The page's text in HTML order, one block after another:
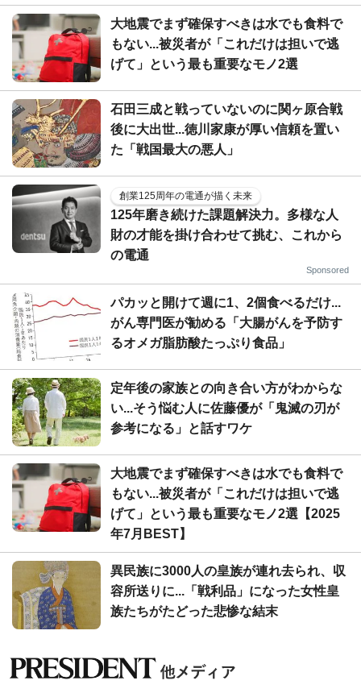
大地震でまず確保すべきは水でも食料で
もない...被災者が「これだけは担いで逃
げて」という最も重要なモノ2選
石田三成と戦っていないのに関ヶ原合戦
後に大出世...徳川家康が厚い信頼を置い
た「戦国最大の悪人」
創業125周年の電通が描く未来
125年磨き続けた課題解決力。多様な人
財の才能を掛け合わせて挑む、これから
の電通
Sponsored
パカッと開けて週に1、2個食べるだけ...
がん専門医が勧める「大腸がんを予防す
るオメガ脂肪酸たっぷり食品」
定年後の家族との向き合い方がわからな
い...そう悩む人に佐藤優が「鬼滅の刃が
参考になる」と話すワケ
大地震でまず確保すべきは水でも食料で
もない...被災者が「これだけは担いで逃
げて」という最も重要なモノ2選【2025
年7月BEST】
異民族に3000人の皇族が連れ去られ、収
容所送りに...「戦利品」になった女性皇
族たちがたどった悲惨な結末